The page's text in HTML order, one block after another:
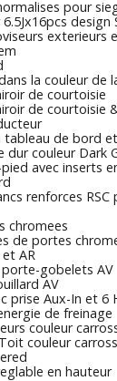
pour
design
exterieurs
la couleur de
de courtoisie
de courtoisie
tableau de bord
couleur Dark
avec inserts
renforces
chromees
de portes
AR
porte-gobelets AV
AV
prise Aux-In et 6
de freinage
couleur
couleur
en hauteur